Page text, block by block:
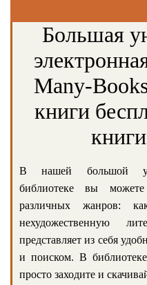
Большая
Many-
книги
В нашей большой
библиотеке вы
различных жанров:
нехудожественную
представляет из себя
и поиском. В
просто заходите и